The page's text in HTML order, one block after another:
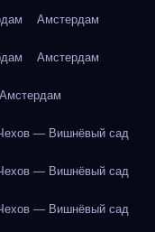
Амстердам
Амстердам
Амстердам
— Вишнёвый сад
— Вишнёвый сад
— Вишнёвый сад